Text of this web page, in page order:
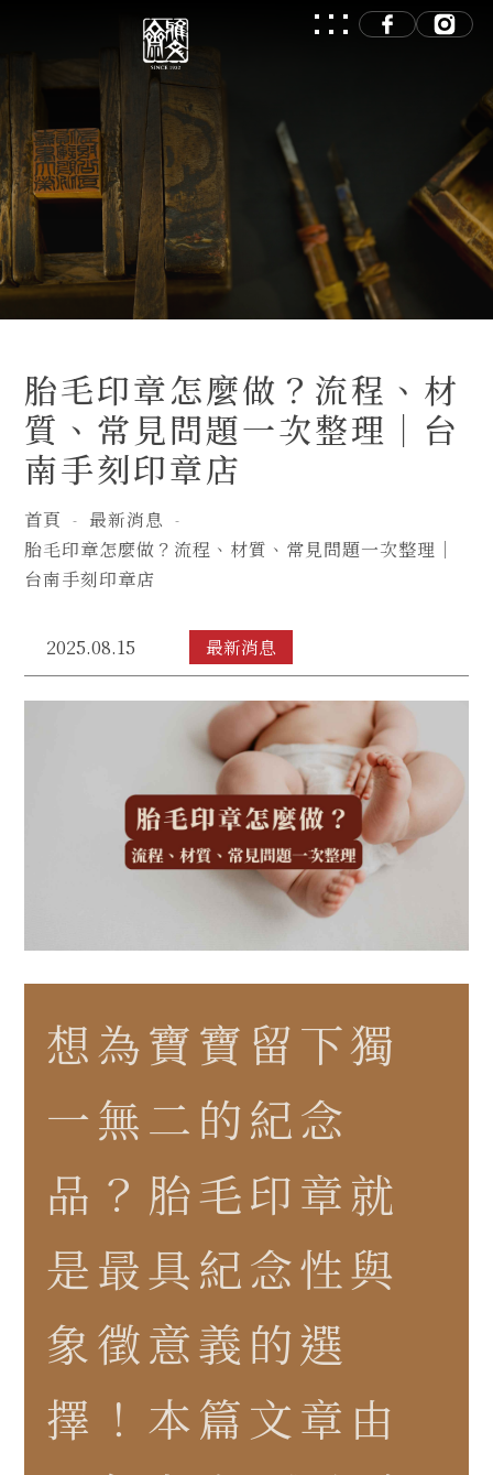
胎毛印章怎麼做？流程、材
質、常見問題一次整理｜台
南手刻印章店
首頁
最新消息
胎毛印章怎麼做？流程、材質、常見問題一次整理｜
台南手刻印章店
2025.08.15 最新消息
想為寶寶留下獨
一無二的紀念
品？胎毛印章就
是最具紀念性與
象徵意義的選
擇！本篇文章由